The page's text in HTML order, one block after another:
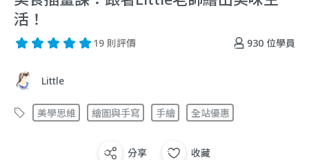
活！
930 位學員
19 則評價
Little
美學思維 繪圖與手寫 手繪 全站優惠
分享 收藏